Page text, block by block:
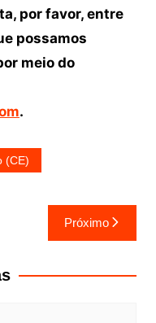
por favor, entre
possamos
meio do
.
(CE)
Próximo